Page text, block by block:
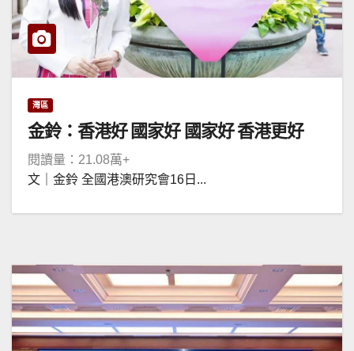
灣區
金鈴：香港好 國家好 國家好 香港更好
閱讀量：21.08萬+
文｜金鈴 全國港澳研究會16日...